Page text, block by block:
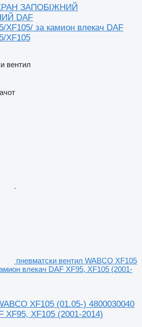
ЗАПОБІЖНИЙ
DAF
XF105/ за камион влекач DAF
XF105
вентил
пневматски вентил WABCO XF105
влекач DAF XF95, XF105 (2001-
XF105 (01.05-) 4800030040
XF95, XF105 (2001-2014)